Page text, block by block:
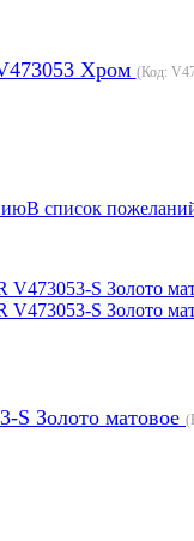
Хром (Код:
В список
S Золото матовое